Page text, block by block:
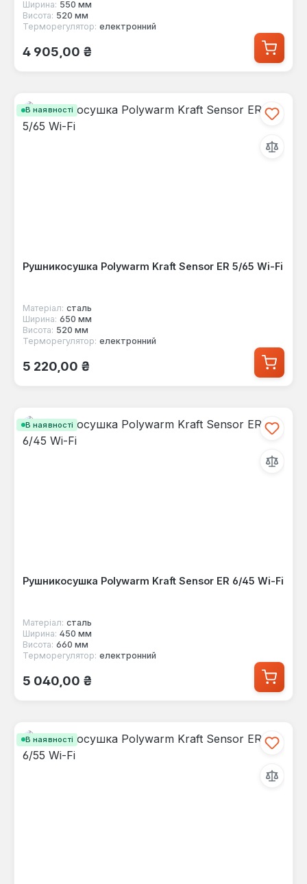
Ширина: 550 мм
Висота: 520 мм
Терморегулятор: електронний
Звичайна ціна:
4 905,00 ₴
В наявності
Рушникосушка Polywarm Kraft Sensor ER 5/65 Wi-Fi
Матеріал: сталь
Ширина: 650 мм
Висота: 520 мм
Терморегулятор: електронний
Звичайна ціна:
5 220,00 ₴
В наявності
Рушникосушка Polywarm Kraft Sensor ER 6/45 Wi-Fi
Матеріал: сталь
Ширина: 450 мм
Висота: 660 мм
Терморегулятор: електронний
Звичайна ціна:
5 040,00 ₴
В наявності